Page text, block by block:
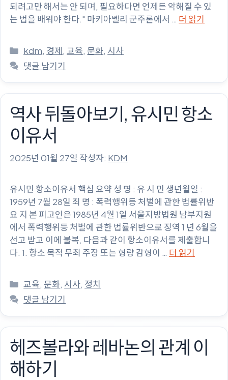
되려고만 해서는 안 되며, 필요하다면 언제든 악해질 수 있
는 법을 배워야 한다." 마키아벨리 군주론에서 … 더 읽기
카
테
고
리
kdm, 경제,교육,문화, 시사
댓글 남기기
역사 뒤돌아보기, 유시민 항소
이유서
2025년 01월 27일 작성자: KDM
유시민 항소이유서 핵심 요약 성 명 : 유 시 민 생년월일 :
1959년 7월 28일 죄 명 : 폭력행위등 처벌에 관한 법률위반
요 지 본 피고인은 1985년 4월 1일 서울지방법원 남부지원
에서 폭력행위등 처벌에 관한 법률위반으로 징역 1 년 6월을
선고 받고 이에 불복, 다음과 같이 항소이유서를 제출합니
다. 1. 항소 목적 무죄 주장 또는 형량 감형이 … 더 읽기
카
테
고
리
교육,문화, 시사, 정치
댓글 남기기
헤즈볼라와 레바논의 관계 이
해하기